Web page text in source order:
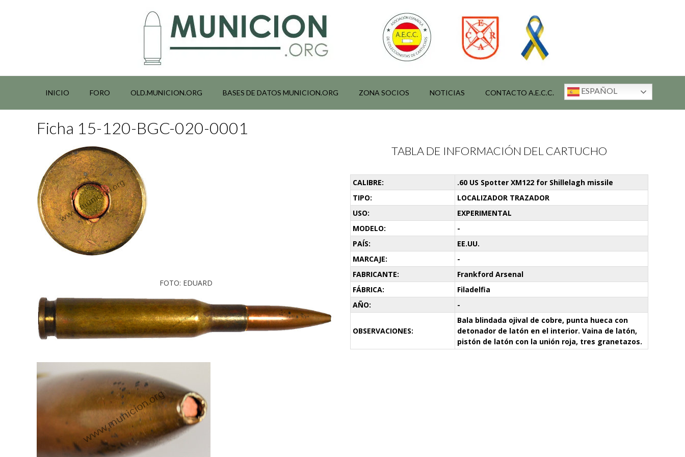
INICIO FORO OLD.MUNICION.ORG BASES DE DATOS MUNICION.ORG ZONA SOCIOS NOTICIAS CONTACTO A.E.C.C. ESPAÑOL
Ficha 15-120-BGC-020-0001
FOTO: EDUARD
TABLA DE INFORMACIÓN DEL CARTUCHO
CALIBRE:
.60 US Spotter XM122 for Shillelagh missile
TIPO:
LOCALIZADOR TRAZADOR
USO:
EXPERIMENTAL
MODELO:
-
PAÍS:
EE.UU.
MARCAJE:
-
FABRICANTE:
Frankford Arsenal
FÁBRICA:
Filadelfia
AÑO:
-
OBSERVACIONES:
Bala blindada ojival de cobre, punta hueca con
detonador de latón en el interior. Vaina de latón,
pistón de latón con la unión roja, tres granetazos.